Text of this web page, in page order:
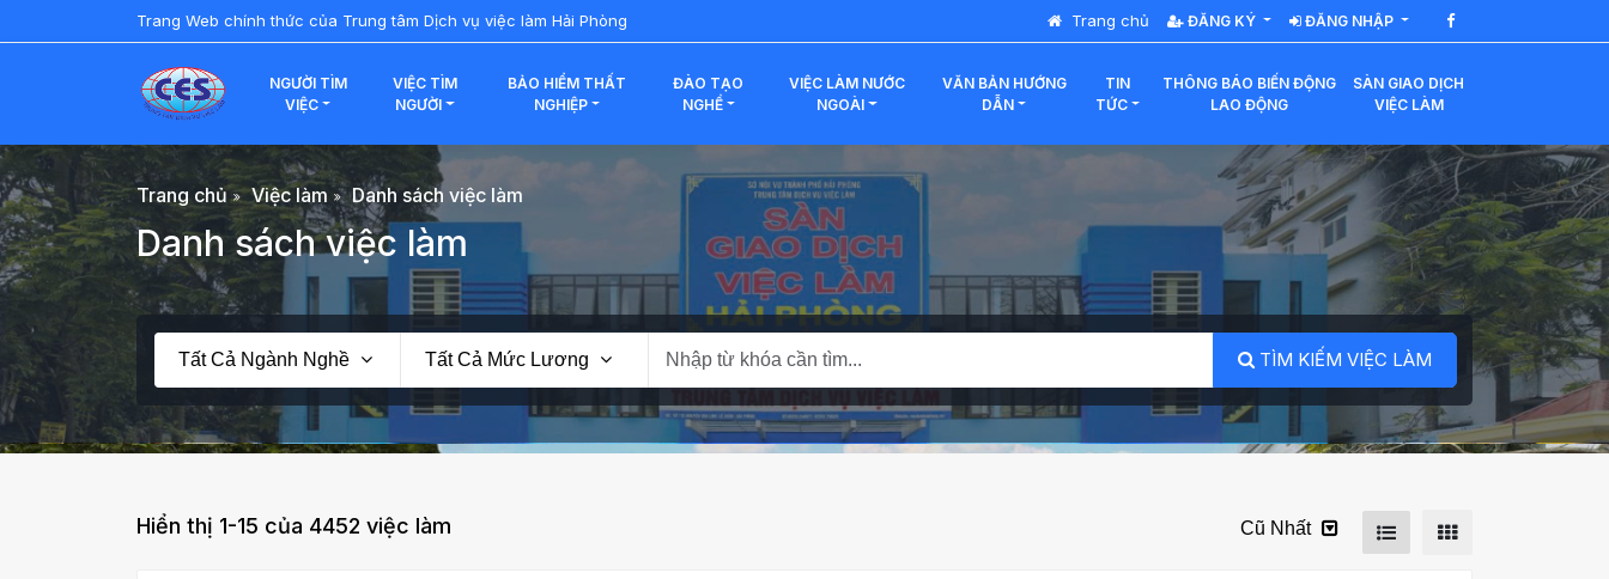
Trang Web chính thức của Trung tâm Dịch vụ việc làm Hải Phòng Trang chủ ĐĂNG KÝ ĐĂNG NHẬP
NGƯỜI TÌM
VIỆC
VIỆC TÌM
NGƯỜI
BẢO HIỂM THẤT
NGHIỆP
ĐÀO TẠO
NGHỀ
VIỆC LÀM NƯỚC
NGOÀI
VĂN BẢN HƯỚNG
DẪN
TIN
TỨC
THÔNG BÁO BIẾN ĐỘNG
LAO ĐỘNG
SÀN GIAO DỊCH
VIỆC LÀM
Trang chủ Việc làm Danh sách việc làm
Danh sách việc làm
Tất Cả Ngành Nghề Tất Cả Mức Lương TÌM KIẾM VIỆC LÀM
Hiển thị 1-15 của 4452 việc làm Cũ Nhất